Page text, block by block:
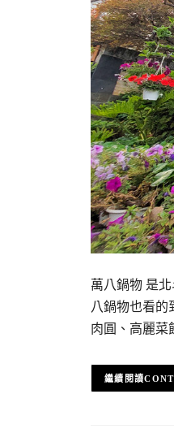
萬八鍋物 是
八鍋物也看的
肉圓、高麗菜